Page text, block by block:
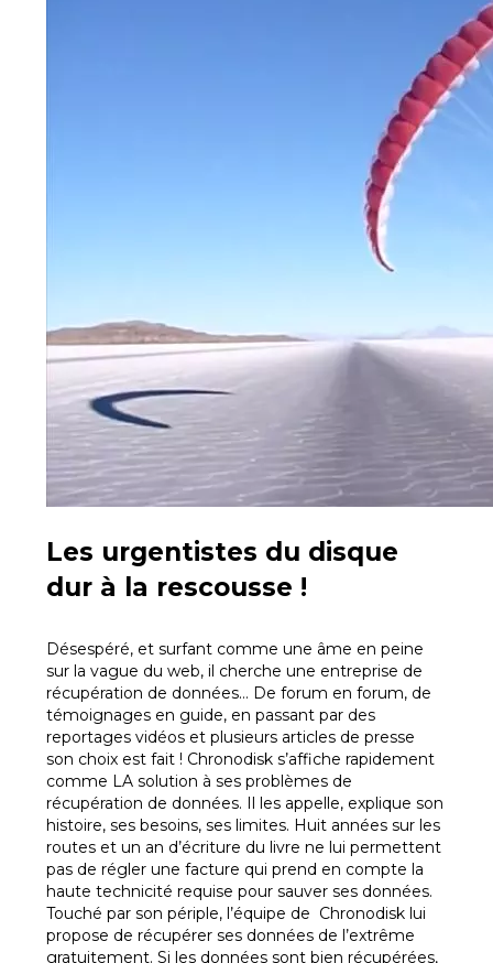
Les urgentistes du disque
dur à la rescousse !
Désespéré, et surfant comme une âme en peine
sur la vague du web, il cherche une entreprise de
récupération de données… De forum en forum, de
témoignages en guide, en passant par des
reportages vidéos et plusieurs articles de presse
son choix est fait ! Chronodisk s’affiche rapidement
comme LA solution à ses problèmes de
récupération de données. Il les appelle, explique son
histoire, ses besoins, ses limites. Huit années sur les
routes et un an d’écriture du livre ne lui permettent
pas de régler une facture qui prend en compte la
haute technicité requise pour sauver ses données.
Touché par son périple, l’équipe de Chronodisk lui
propose de récupérer ses données de l’extrême
gratuitement. Si les données sont bien récupérées,